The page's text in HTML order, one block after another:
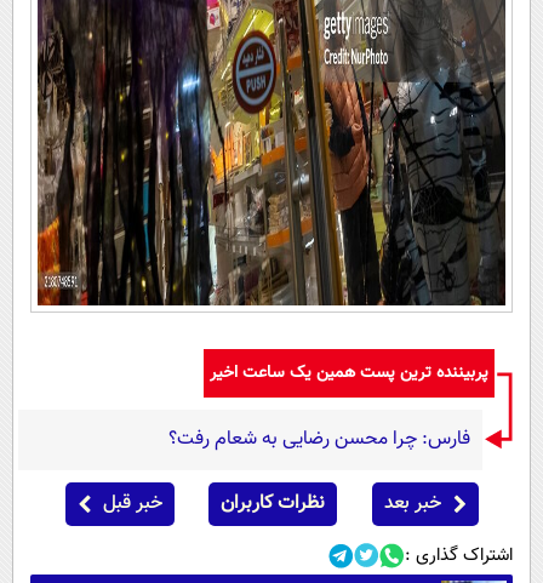
پربیننده ترین پست همین یک ساعت اخیر
فارس: چرا محسن رضایی به شعام رفت؟
خبر بعد نظرات کاربران خبر قبل
اشتراک گذاری :